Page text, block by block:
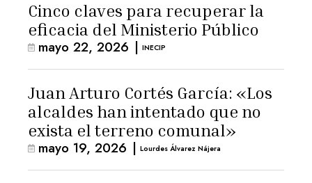
Cinco claves para recuperar la
eficacia del Ministerio Público
mayo 22, 2026 | INECIP
Juan Arturo Cortés García: «Los
alcaldes han intentado que no
exista el terreno comunal»
mayo 19, 2026 | Lourdes Álvarez Nájera